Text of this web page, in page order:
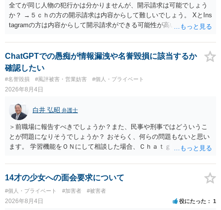
全てが同じ人物の犯行かは分かりませんが、開示請求は可能でしょう
か？ →５ｃｈの方の開示請求は内容からして難しいでしょう。 XとIns
tagramの方は内容からして開示請求ができる可能性が高いでしょう。
いでしょう。７月中にアカウントが削除されている場合、今から進め
ても失敗する可能性が高いように思われます。 相手を特定できた場
合、相手に全ての弁護士費用を負担させることは可能でしょうか？ →
訴訟外の交渉で相手方が認めれば負担させることができるでしょう。
訴訟で判決となった場合は、実際の弁護士費用が認められる場合と認
められない場合があり何ともいえないところでしょう。
ChatGPTでの愚痴が情報漏洩や名誉毀損に該当するか
確認したい
#名誉毀損 #風評被害・営業妨害 #個人・プライベート
2026年8月4日
白井 弘昭 弁護士
＞前職場に報告すべきでしょうか？また、民事や刑事ではどういうこ
とが問題になりそうでしょうか？ おそらく、何らの問題もないと思い
ます。 学習機能をＯＮにして相談した場合、Ｃｈａｔｇｐｔがｏｐｅ
する可能性がありますが、個人名や会社名を特定していない限り、一
般論として抽象化されて回答に織り込まれる可能性が生じるにすぎま
せんので、その情報自体が、秘密情報に当たるとは思えませんし、名
誉棄損として、個人や会社に対する誹謗中傷の不特定多数への公開に
当たるとも思われません。 もちろん、誰がその内容をｃｈａｔｇｐｔ
14才の少女への面会要求について
#個人・プライベート #加害者 #被害者
2026年8月4日 役にたった 1